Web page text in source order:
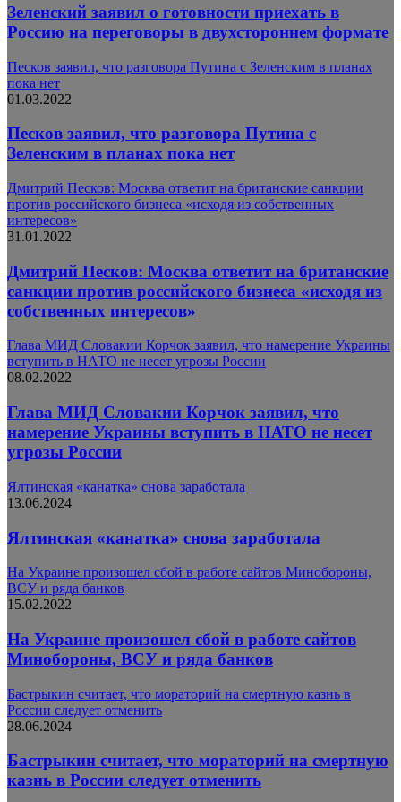
Зеленский заявил о готовности приехать в
Россию на переговоры в двухстороннем формате
Песков заявил, что разговора Путина с Зеленским в планах
пока нет
01.03.2022
Песков заявил, что разговора Путина с
Зеленским в планах пока нет
Дмитрий Песков: Москва ответит на британские санкции
против российского бизнеса «исходя из собственных
интересов»
31.01.2022
Дмитрий Песков: Москва ответит на британские
санкции против российского бизнеса «исходя из
собственных интересов»
Глава МИД Словакии Корчок заявил, что намерение Украины
вступить в НАТО не несет угрозы России
08.02.2022
Глава МИД Словакии Корчок заявил, что
намерение Украины вступить в НАТО не несет
угрозы России
Ялтинская «канатка» снова заработала
13.06.2024
Ялтинская «канатка» снова заработала
На Украине произошел сбой в работе сайтов Минобороны,
ВСУ и ряда банков
15.02.2022
На Украине произошел сбой в работе сайтов
Минобороны, ВСУ и ряда банков
Бастрыкин считает, что мораторий на смертную казнь в
России следует отменить
28.06.2024
Бастрыкин считает, что мораторий на смертную
казнь в России следует отменить